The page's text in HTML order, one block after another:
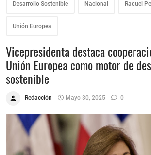
Desarrollo Sostenible Nacional Raquel
Unión Europea
Vicepresidenta destaca
Unión Europea como motor de
sostenible
Redacción Mayo 30, 2025 0